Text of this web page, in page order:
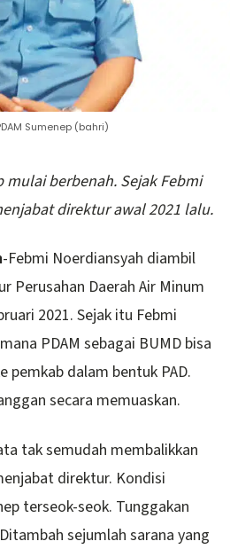
Sumenep (bahri)
mulai berbenah. Sejak Febmi
direktur awal 2021 lalu.
-Febmi Noerdiansyah diambil
Perusahan Daerah Air Minum
2021. Sejak itu Febmi
PDAM sebagai BUMD bisa
pemkab dalam bentuk PAD.
secara memuaskan.
tak semudah membalikkan
direktur. Kondisi
terseok-seok. Tunggakan
sejumlah sarana yang